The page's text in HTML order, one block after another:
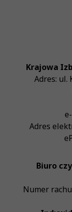
Krajowa
Adres: ul.
Adres
Biuro
Numer